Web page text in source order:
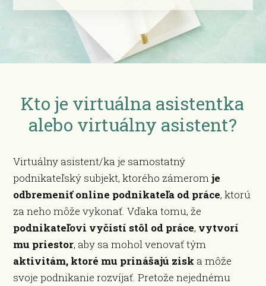
Kto je virtuálna asistentka
alebo virtuálny asistent?
Virtuálny asistent/ka je samostatný
podnikateľský subjekt, ktorého zámeromje
odbremeniť online podnikateľa od práce, ktorú
za neho môže vykonať. Vďaka tomu, že
podnikateľovi vyčistí stôl od práce, vytvorí
mu priestor, aby sa mohol venovať tým
aktivitám, ktoré mu prinášajú zisk a môže
svoje podnikanie rozvíjať. Pretože nejednému